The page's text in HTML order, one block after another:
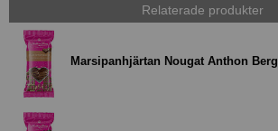
Relaterade produkter
Marsipanhjärtan Nougat Anthon Berg